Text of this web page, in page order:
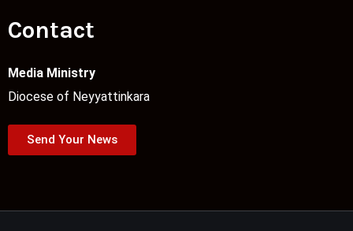
Contact
Media Ministry
Diocese of Neyyattinkara
Send Your News